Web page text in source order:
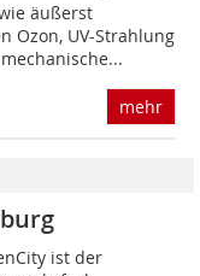
äußerst
Ozon, UV-Strahlung
mehr
ist der